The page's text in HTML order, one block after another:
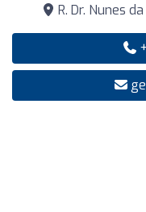
R. Dr. Nunes